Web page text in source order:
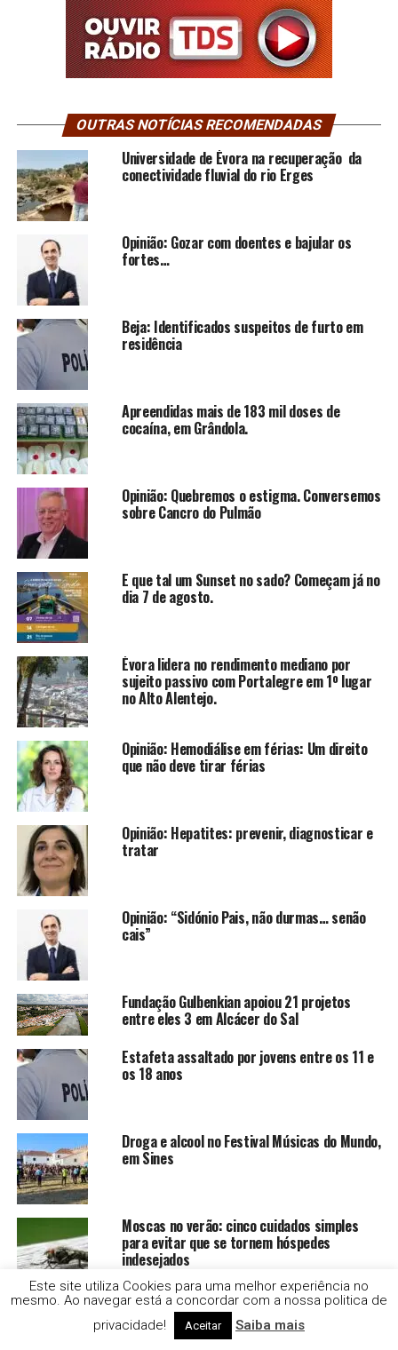
OUTRAS NOTÍCIAS RECOMENDADAS
Universidade de Évora na recuperação da
conectividade fluvial do rio Erges
Opinião: Gozar com doentes e bajular os
fortes…
Beja: Identificados suspeitos de furto em
residência
Apreendidas mais de 183 mil doses de
cocaína, em Grândola.
Opinião: Quebremos o estigma. Conversemos
sobre Cancro do Pulmão
E que tal um Sunset no sado? Começam já no
dia 7 de agosto.
Évora lidera no rendimento mediano por
sujeito passivo com Portalegre em 1º lugar
no Alto Alentejo.
Opinião: Hemodiálise em férias: Um direito
que não deve tirar férias
Opinião: Hepatites: prevenir, diagnosticar e
tratar
Opinião: “Sidónio Pais, não durmas… senão
cais”
Fundação Gulbenkian apoiou 21 projetos
entre eles 3 em Alcácer do Sal
Estafeta assaltado por jovens entre os 11 e
os 18 anos
Droga e alcool no Festival Músicas do Mundo,
em Sines
Moscas no verão: cinco cuidados simples
para evitar que se tornem hóspedes
indesejados
Setúbal lidera furtos de catalisadores
Este site utiliza Cookies para uma melhor experiência no
mesmo. Ao navegar está a concordar com a nossa politica de
privacidade!
Aceitar Saiba mais